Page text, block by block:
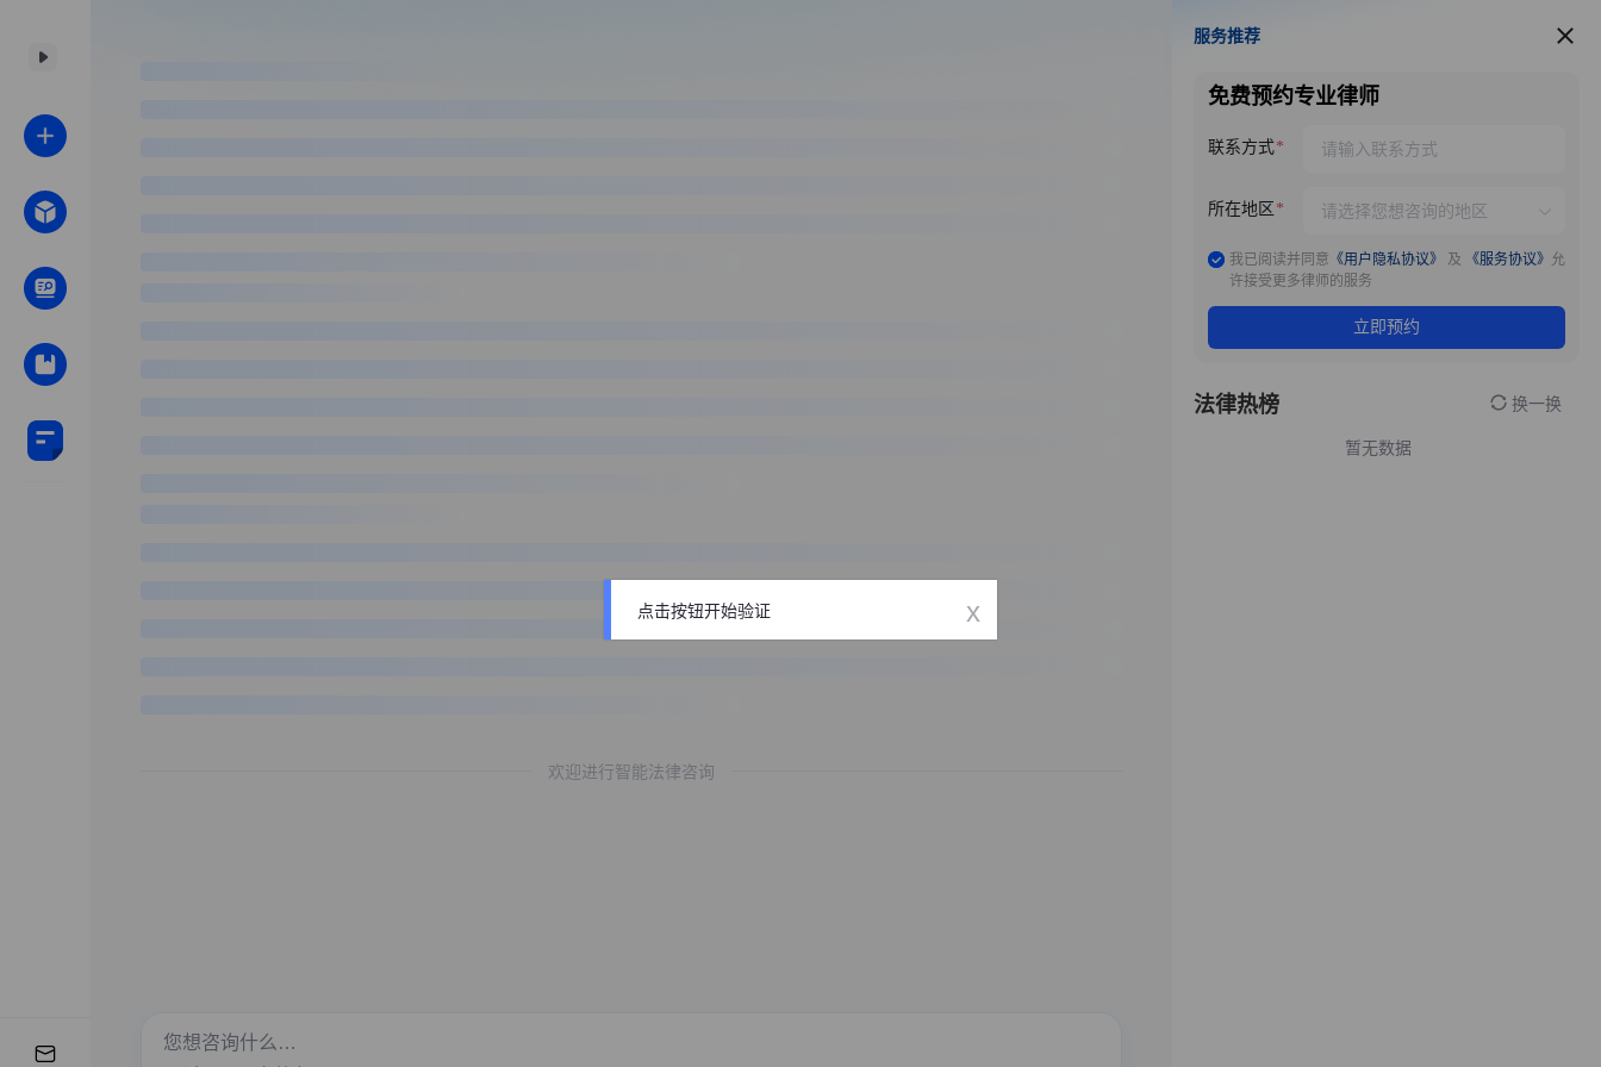
欢迎进行智能法律咨询
服务推荐
服务推荐
免费预约专业律师
联系方式
所在地区
我已阅读并同意 《用户隐私协议》 及 《服务协议》 允
许接受更多律师的服务
立即预约
法律热榜 换一换
暂无数据
点击按钮开始验证 x